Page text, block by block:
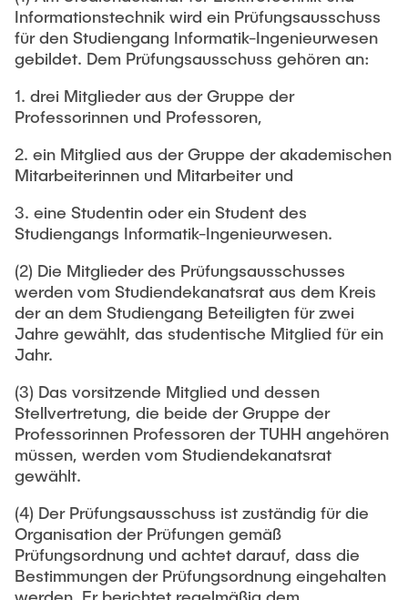
Informationstechnik wird ein Prüfungsausschuss
für den Studiengang Informatik-Ingenieurwesen
gebildet. Dem Prüfungsausschuss gehören an:
1. drei Mitglieder aus der Gruppe der
Professorinnen und Professoren,
2. ein Mitglied aus der Gruppe der akademischen
Mitarbeiterinnen und Mitarbeiter und
3. eine Studentin oder ein Student des
Studiengangs Informatik-Ingenieurwesen.
(2) Die Mitglieder des Prüfungsausschusses
werden vom Studiendekanatsrat aus dem Kreis
der an dem Studiengang Beteiligten für zwei
Jahre gewählt, das studentische Mitglied für ein
Jahr.
(3) Das vorsitzende Mitglied und dessen
Stellvertretung, die beide der Gruppe der
Professorinnen Professoren der TUHH angehören
müssen, werden vom Studiendekanatsrat
gewählt.
(4) Der Prüfungsausschuss ist zuständig für die
Organisation der Prüfungen gemäß
Prüfungsordnung und achtet darauf, dass die
Bestimmungen der Prüfungsordnung eingehalten